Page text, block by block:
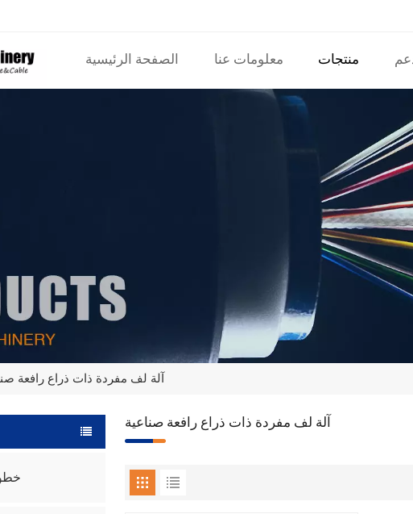
الصفحة الرئيسية معلومات عنا منتجات
آلة لف مفردة ذات ذراع رافعة
آلة لف مفردة ذات ذراع رافعة صناعية